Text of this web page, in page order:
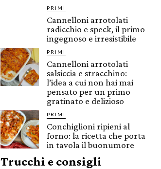
PRIMI
Cannelloni arrotolati
radicchio e speck, il primo
ingegnoso e irresistibile
PRIMI
Cannelloni arrotolati
salsiccia e stracchino:
l’idea a cui non hai mai
pensato per un primo
gratinato e delizioso
PRIMI
Conchiglioni ripieni al
forno: la ricetta che porta
in tavola il buonumore
Trucchi e consigli